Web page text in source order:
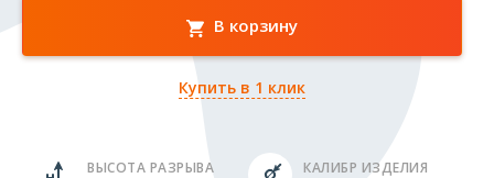
В корзину
Купить в 1 клик
ВЫСОТА РАЗРЫВА КАЛИБР ИЗДЕЛИЯ